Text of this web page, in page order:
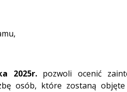
2025r.pozwoli ocenić
osób, które zostaną objęte